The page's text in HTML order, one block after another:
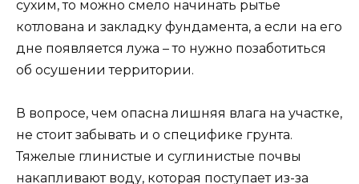
сухим, то можно смело начинать рытье
котлована и закладку фундамента, а если на его
дне появляется лужа – то нужно позаботиться
об осушении территории.
В вопросе, чем опасна лишняя влага на участке,
не стоит забывать и о специфике грунта.
Тяжелые глинистые и суглинистые почвы
накапливают воду, которая поступает из-за